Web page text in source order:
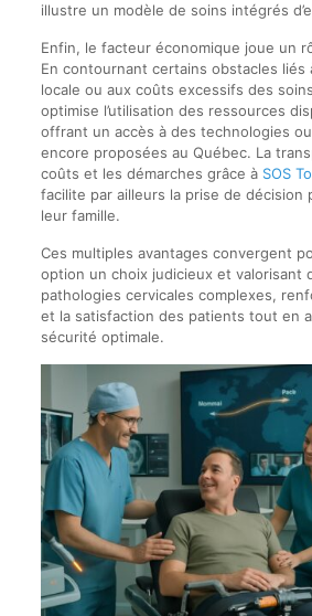
illustre un modèle de soins intégrés
Enfin, le facteur économique joue un
En contournant certains obstacles liés
locale ou aux coûts excessifs des
optimise l’utilisation des ressources
offrant un accès à des technologies
encore proposées au Québec. La
coûts et les démarches grâce à SOS
facilite par ailleurs la prise de décision
leur famille.
Ces multiples avantages convergent
option un choix judicieux et valorisant
pathologies cervicales complexes,
et la satisfaction des patients tout en
sécurité optimale.